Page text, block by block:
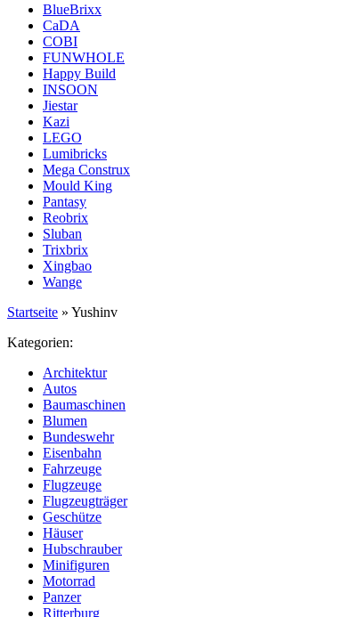
BlueBrixx
CaDA
COBI
FUNWHOLE
Happy Build
INSOON
Jiestar
Kazi
LEGO
Lumibricks
Mega Construx
Mould King
Pantasy
Reobrix
Sluban
Trixbrix
Xingbao
Wange
Startseite » Yushinv
Kategorien:
Architektur
Autos
Baumaschinen
Blumen
Bundeswehr
Eisenbahn
Fahrzeuge
Flugzeuge
Flugzeugträger
Geschütze
Häuser
Hubschrauber
Minifiguren
Motorrad
Panzer
Ritterburg